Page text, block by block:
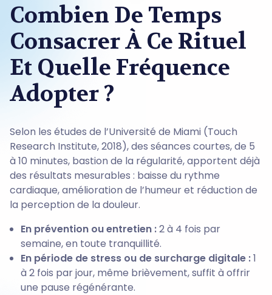
Combien De Temps
Consacrer À Ce Rituel
Et Quelle Fréquence
Adopter ?
Selon les études de l’Université de Miami (Touch
Research Institute, 2018), des séances courtes, de 5
à 10 minutes, bastion de la régularité, apportent déjà
des résultats mesurables : baisse du rythme
cardiaque, amélioration de l’humeur et réduction de
la perception de la douleur.
En prévention ou entretien :2 à 4 fois par
semaine, en toute tranquillité.
En période de stress ou de surcharge digitale :1
à 2 fois par jour, même brièvement, suffit à offrir
une pause régénérante.